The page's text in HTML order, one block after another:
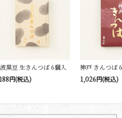
黒豆 生きんつば 6個入
円(税込)
神戸 きんつば
1,026円(税込)